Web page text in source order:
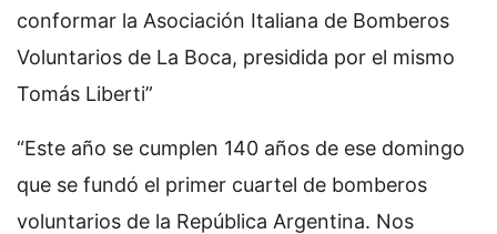
conformar la Asociación Italiana de Bomberos
Voluntarios de La Boca, presidida por el mismo
Tomás Liberti”
“Este año se cumplen 140 años de ese domingo
que se fundó el primer cuartel de bomberos
voluntarios de la República Argentina. Nos